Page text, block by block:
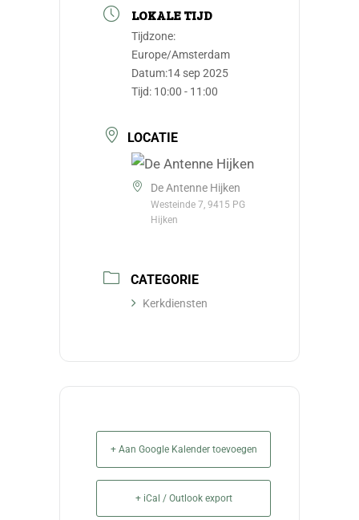
LOKALE TIJD
Tijdzone:
Europe/Amsterdam
Datum:14 sep 2025
Tijd: 10:00 - 11:00
LOCATIE
De Antenne Hijken
Westeinde 7, 9415 PG
Hijken
CATEGORIE
Kerkdiensten
+ Aan Google Kalender toevoegen
+ iCal / Outlook export